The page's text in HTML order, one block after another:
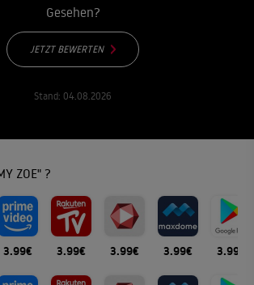
Gesehen?
JETZT BEWERTEN
Stand: 04.08.2026
ZOE" ?
3.99€ 3.99€ 3.99€ 3.99€ 3.99€